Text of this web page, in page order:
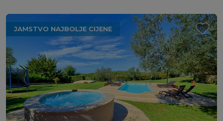
JAMSTVO NAJBOLJE CIJENE